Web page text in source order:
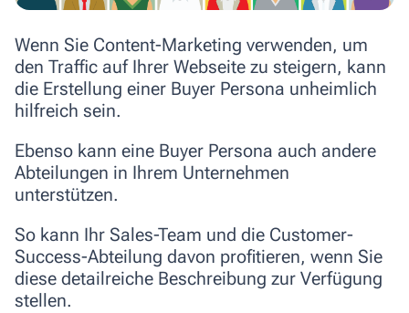
Wenn Sie Content-Marketing verwenden, um
den Traffic auf Ihrer Webseite zu steigern, kann
die Erstellung einer Buyer Persona unheimlich
hilfreich sein.
Ebenso kann eine Buyer Persona auch andere
Abteilungen in Ihrem Unternehmen
unterstützen.
So kann Ihr Sales-Team und die Customer-
Success-Abteilung davon profitieren, wenn Sie
diese detailreiche Beschreibung zur Verfügung
stellen.